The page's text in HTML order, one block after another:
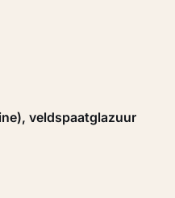
veldspaatglazuur